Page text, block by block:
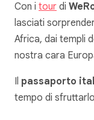
Con i tour di
lasciati
Africa, dai templi
nostra cara
Il passaporto
tempo di